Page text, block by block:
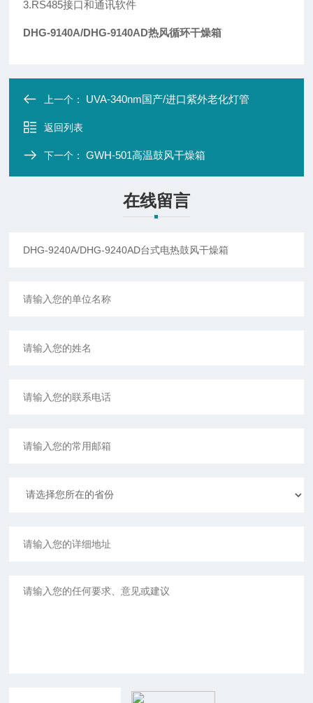
3.RS485接口和通讯软件
DHG-9140A/DHG-9140AD热风循环干燥箱
上一个： UVA-340nm国产/进口紫外老化灯管
返回列表
下一个：GWH-501高温鼓风干燥箱
在线留言